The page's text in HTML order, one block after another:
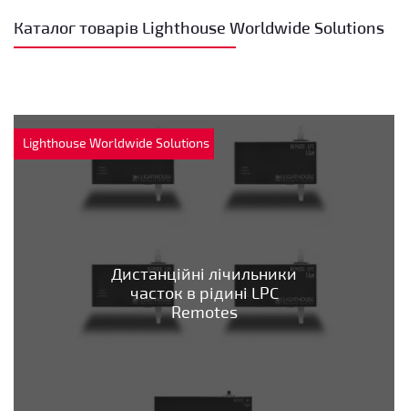
Каталог товарів Lighthouse Worldwide Solutions
Lighthouse Worldwide Solutions
Дистанційні лічильники
часток в рідині LPC
Remotes